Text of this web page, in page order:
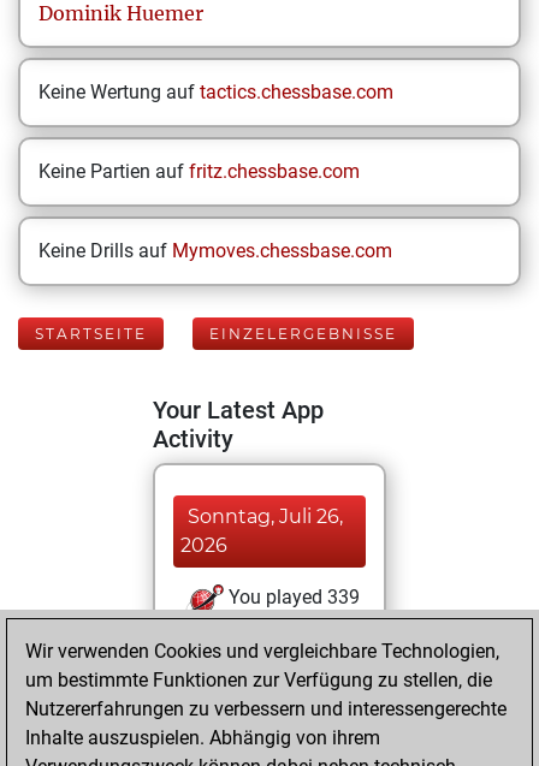
Dominik Huemer
Keine Wertung auf tactics.chessbase.com
Keine Partien auf fritz.chessbase.com
Keine Drills auf Mymoves.chessbase.com
STARTSEITE EINZELERGEBNISSE
Your Latest App
Activity
Sonntag, Juli 26,
2026
You played 339
You scored
+162 =5 -172 in
bullet
Wir verwenden Cookies und vergleichbare Technologien,
um bestimmte Funktionen zur Verfügung zu stellen, die
Nutzererfahrungen zu verbessern und interessengerechte
Inhalte auszuspielen. Abhängig von ihrem